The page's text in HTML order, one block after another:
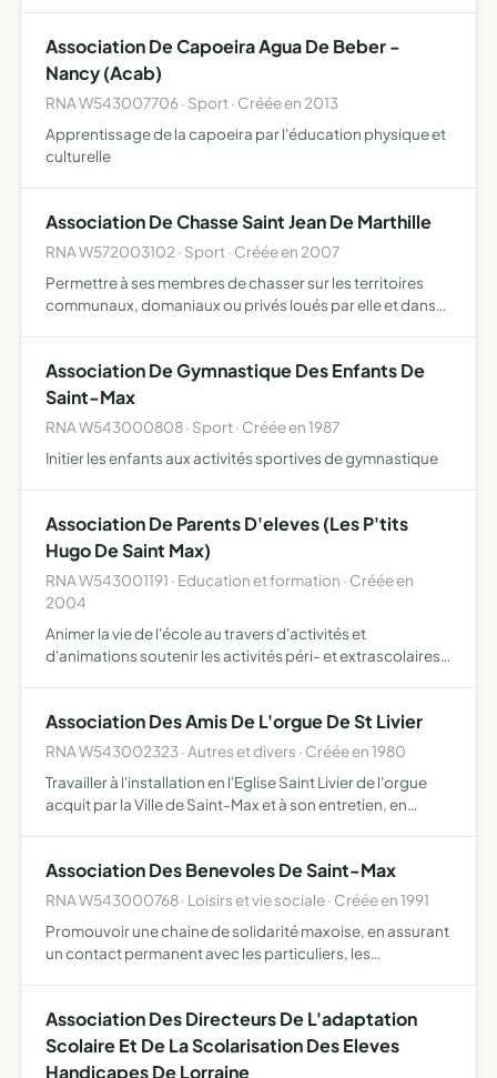
Association De Capoeira Agua De Beber -
Nancy (Acab)
RNA W543007706 · Sport · Créée en 2013
Apprentissage de la capoeira par l'éducation physique et
culturelle
Association De Chasse Saint Jean De Marthille
RNA W572003102 · Sport · Créée en 2007
Permettre à ses membres de chasser sur les territoires
communaux, domaniaux ou privés loués par elle et dans
selon les tr…
Association De Gymnastique Des Enfants De
Saint-Max
RNA W543000808 · Sport · Créée en 1987
Initier les enfants aux activités sportives de gymnastique
Association De Parents D'eleves (Les P'tits
Hugo De Saint Max)
RNA W543001191 · Education et formation · Créée en
2004
Animer la vie de l'école au travers d'activités et
d'animations soutenir les activités péri- et extrascolaires
Association Des Amis De L'orgue De St Livier
RNA W543002323 · Autres et divers · Créée en 1980
Travailler à l'installation en l'Eglise Saint Livier de l'orgue
acquit par la Ville de Saint-Max et à son entretien, en
Association Des Benevoles De Saint-Max
RNA W543000768 · Loisirs et vie sociale · Créée en 1991
Promouvoir une chaine de solidarité maxoise, en assurant
un contact permanent avec les particuliers, les
Association Des Directeurs De L'adaptation
Scolaire Et De La Scolarisation Des Eleves
Handicapes De Lorraine